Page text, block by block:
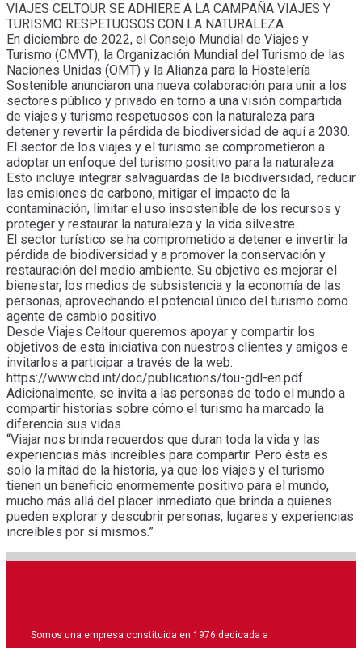
VIAJES CELTOUR SE ADHIERE A LA CAMPAÑA VIAJES Y
TURISMO RESPETUOSOS CON LA NATURALEZA
En diciembre de 2022, el Consejo Mundial de Viajes y
Turismo (CMVT), la Organización Mundial del Turismo de las
Naciones Unidas (OMT) y la Alianza para la Hostelería
Sostenible anunciaron una nueva colaboración para unir a los
sectores público y privado en torno a una visión compartida
de viajes y turismo respetuosos con la naturaleza para
detener y revertir la pérdida de biodiversidad de aquí a 2030.
El sector de los viajes y el turismo se comprometieron a
adoptar un enfoque del turismo positivo para la naturaleza.
Esto incluye integrar salvaguardas de la biodiversidad, reducir
las emisiones de carbono, mitigar el impacto de la
contaminación, limitar el uso insostenible de los recursos y
proteger y restaurar la naturaleza y la vida silvestre.
El sector turístico se ha comprometido a detener e invertir la
pérdida de biodiversidad y a promover la conservación y
restauración del medio ambiente. Su objetivo es mejorar el
bienestar, los medios de subsistencia y la economía de las
personas, aprovechando el potencial único del turismo como
agente de cambio positivo.
Desde Viajes Celtour queremos apoyar y compartir los
objetivos de esta iniciativa con nuestros clientes y amigos e
invitarlos a participar a través de la web:
https://www.cbd.int/doc/publications/tou-gdl-en.pdf
Adicionalmente, se invita a las personas de todo el mundo a
compartir historias sobre cómo el turismo ha marcado la
diferencia sus vidas.
“Viajar nos brinda recuerdos que duran toda la vida y las
experiencias más increíbles para compartir. Pero ésta es
solo la mitad de la historia, ya que los viajes y el turismo
tienen un beneficio enormemente positivo para el mundo,
mucho más allá del placer inmediato que brinda a quienes
pueden explorar y descubrir personas, lugares y experiencias
increíbles por sí mismos.”
Somos una empresa constituida en 1976 dedicada a